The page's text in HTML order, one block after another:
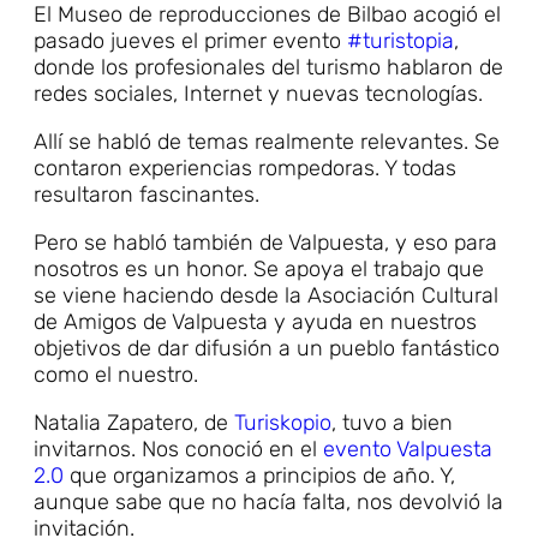
El Museo de reproducciones de Bilbao acogió el
pasado jueves el primer evento #turistopia,
donde los profesionales del turismo hablaron de
redes sociales, Internet y nuevas tecnologías.
Allí se habló de temas realmente relevantes. Se
contaron experiencias rompedoras. Y todas
resultaron fascinantes.
Pero se habló también de Valpuesta, y eso para
nosotros es un honor. Se apoya el trabajo que
se viene haciendo desde la Asociación Cultural
de Amigos de Valpuesta y ayuda en nuestros
objetivos de dar difusión a un pueblo fantástico
como el nuestro.
Natalia Zapatero, de Turiskopio, tuvo a bien
invitarnos. Nos conoció en el evento Valpuesta
2.0 que organizamos a principios de año. Y,
aunque sabe que no hacía falta, nos devolvió la
invitación.